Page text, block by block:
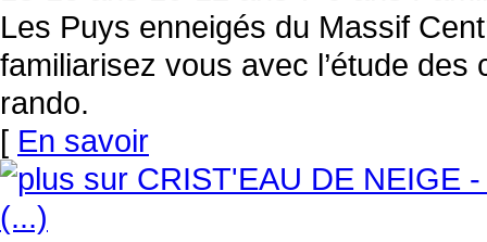
Les Puys enneigés du Massif
familiarisez vous avec l’étude
rando.
[ En savoir